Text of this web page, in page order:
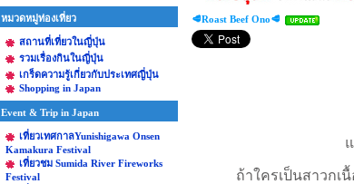
หมวดหมู่ท่องเที่ยว
สถานที่เที่ยวในญี่ปุ่น
รวมเรื่องกินในญี่ปุ่น
เกร็ดความรู้เกี่ยวกับประเทศญี่ปุ่น
Shopping in Japan
Event & Trip in Japan
เที่ยวเทศกาลYunishigawa Onsen
Kamakura Festival
เที่ยวชม Sumida River Fireworks
Festival
🥩Roast Beef Ono🥩
ถ้าใครเป็นสาวกเ